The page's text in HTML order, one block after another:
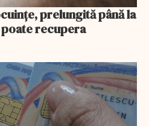
prelungită până la
recupera